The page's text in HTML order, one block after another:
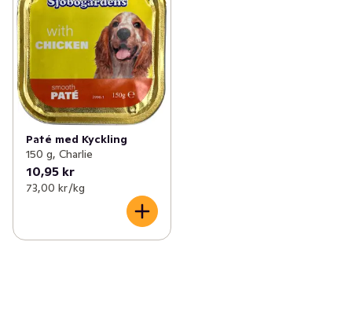
Paté med Kyckling
150 g, Charlie
10,95 kr
73,00 kr /kg